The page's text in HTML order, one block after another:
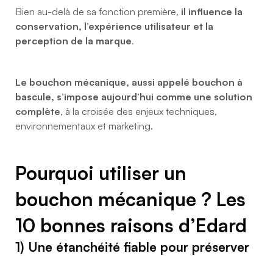
Bien au-delà de sa fonction première, il influence la
conservation, l’expérience utilisateur et la
perception de la marque.
Le bouchon mécanique, aussi appelé bouchon à
bascule, s’impose aujourd’hui comme une solution
complète, à la croisée des enjeux techniques,
environnementaux et marketing.
Pourquoi utiliser un
bouchon mécanique ? Les
10 bonnes raisons d’Edard
1) Une étanchéité fiable pour préserver